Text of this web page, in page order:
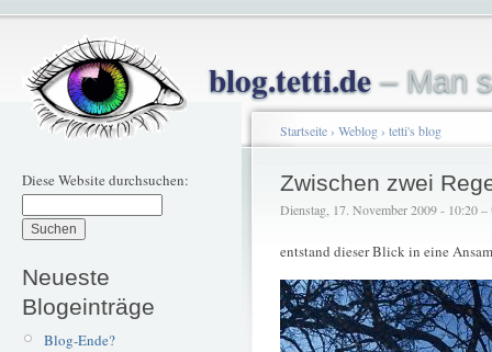
blog.tetti.de– Man
Diese Website durchsuchen:
Neueste
Blogeinträge
Blog-Ende?
Startseite› Weblog› tetti's blog
Zwischen zwei
Dienstag, 17. November 2009 - 10:20 –
entstand dieser Blick in eine